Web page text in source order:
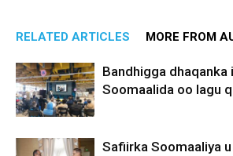
RELATED ARTICLES MORE FROM
Bandhigga dhaqanka
Soomaalida oo lagu
Safiirka Soomaaliya